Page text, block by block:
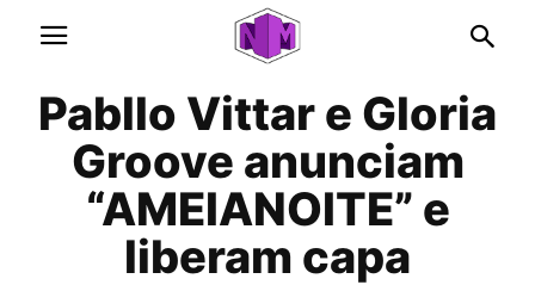
Pabllo Vittar e Gloria
Groove anunciam
“AMEIANOITE” e
liberam capa